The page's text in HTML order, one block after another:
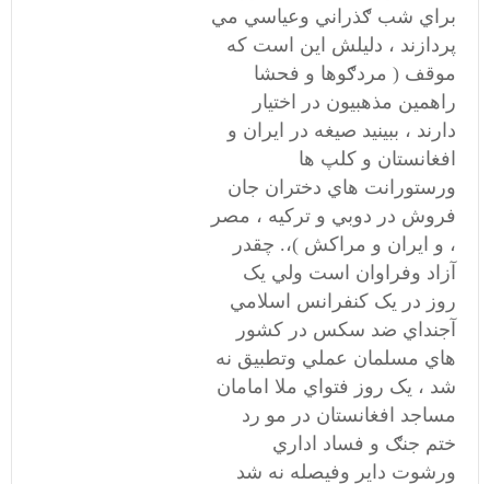
براي شب ګذراني وعياسي مي
پردازند ، دليلش اين است که
موقف ( مردګوها و فحشا
راهمين مذهبيون در اختيار
دارند ، ببينيد صيغه در ايران و
افغانستان و کلپ ها
ورستورانت هاي دختران جان
فروش در دوبي و ترکيه ، مصر
، و ايران و مراکش )،. چقدر
آزاد وفراوان است ولي يک
روز در يک کنفرانس اسلامي
آجنداي ضد سکس در کشور
هاي مسلمان عملي وتطبيق نه
شد ، يک روز فتواي ملا امامان
مساجد افغانستان در مو رد
ختم جنګ و فساد اداري
ورشوت داير وفيصله نه شد